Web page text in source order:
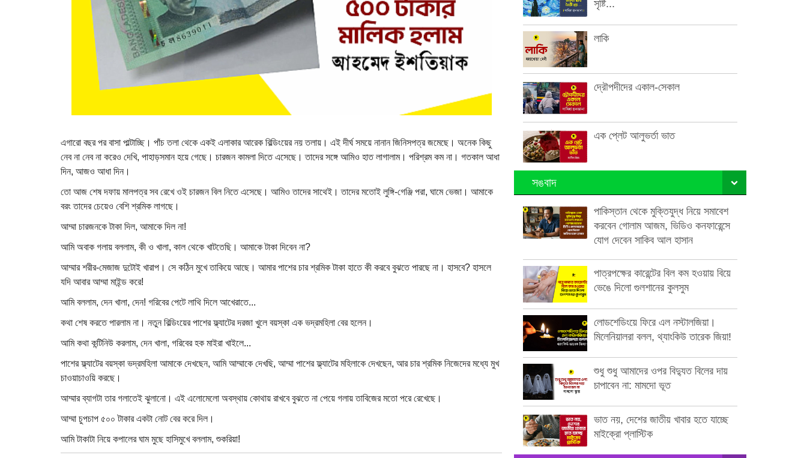
এগারো বছর পর বাসা পাল্টাচ্ছি। পাঁচ তলা থেকে একই এলাকার আরেক বিল্ডিংয়ের নয় তলায়। এই দীর্ঘ সময়ে নানান জিনিসপত্র জমেছে। অনেক কিছু
নেব না নেব না করেও দেখি, পাহাড়সমান হয়ে গেছে। চারজন কামলা দিতে এসেছে। তাদের সঙ্গে আমিও হাত লাগালাম। পরিশ্রম কম না। গতকাল আধা
দিন, আজও আধা দিন।
তো আজ শেষ দফায় মালপত্র সব রেখে ওই চারজন বিল নিতে এসেছে। আমিও তাদের সাথেই। তাদের মতোই লুঙ্গি-গেঞ্জি পরা, ঘামে ভেজা। আমাকে
বরং তাদের চেয়েও বেশি শ্রমিক লাগছে।
আম্মা চারজনকে টাকা দিল, আমাকে দিল না!
আমি অবাক গলায় বললাম, কী ও খালা, কাল থেকে খাটতেছি। আমাকে টাকা দিবেন না?
আম্মার শরীর-মেজাজ দুটোই খারাপ। সে কঠিন মুখে তাকিয়ে আছে। আমার পাশের চার শ্রমিক টাকা হাতে কী করবে বুঝতে পারছে না। হাসবে? হাসলে
যদি আবার আম্মা মাইন্ড করে!
আমি বললাম, দেন খালা, দেন! গরিবের পেটে লাথি দিলে আখেরাতে...
কথা শেষ করতে পারলাম না। নতুন বিল্ডিংয়ের পাশের ফ্ল্যাটের দরজা খুলে বয়স্কা এক ভদ্রমহিলা বের হলেন।
আমি কথা কন্টিনিউ করলাম, দেন খালা, গরিবের হক মাইরা খাইলে...
পাশের ফ্ল্যাটের বয়স্কা ভদ্রমহিলা আমাকে দেখছেন, আমি আম্মাকে দেখছি, আম্মা পাশের ফ্ল্যাটের মহিলাকে দেখছেন, আর চার শ্রমিক নিজেদের মধ্যে মুখ
চাওয়াচাওয়ি করছে।
আম্মার ব্যাগটা তার গলাতেই ঝুলানো। এই এলোমেলো অবস্থায় কোথায় রাখবে বুঝতে না পেয়ে গলায় তাবিজের মতো পরে রেখেছে।
আম্মা চুপচাপ ৫০০ টাকার একটা নোট বের করে দিল।
আমি টাকাটা নিয়ে কপালের ঘাম মুছে হাসিমুখে বললাম, শুকরিয়া!
সৃষ্টি...
লাকি
দ্রৌপদীদের একাল-সেকাল
এক প্লেট আলুভর্তা ভাত
সঙবাদ
পাকিস্তান থেকে মুক্তিযুদ্ধ নিয়ে সমাবেশ
করবেন গোলাম আজম, ভিডিও কনফারেন্সে
যোগ দেবেন সাকিব আল হাসান
পাত্রপক্ষের কারেন্টের বিল কম হওয়ায় বিয়ে
ভেঙে দিলো গুলশানের কুলসুম
লোডশেডিংয়ে ফিরে এল নস্টালজিয়া।
মিলেনিয়ালরা বলল, থ্যাংকিউ তারেক জিয়া!
শুধু শুধু আমাদের ওপর বিদ্যুত বিলের দায়
চাপাবেন না: মামদো ভূত
ভাত নয়, দেশের জাতীয় খাবার হতে যাচ্ছে
মাইক্রো প্লাস্টিক